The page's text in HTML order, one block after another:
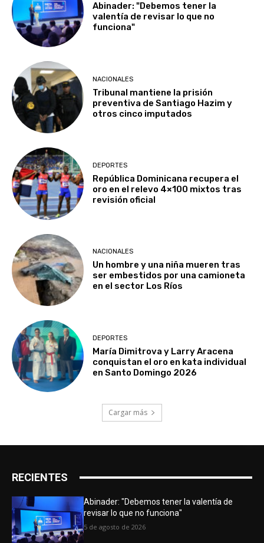
Abinader: "Debemos tener la
valentía de revisar lo que no
funciona"
NACIONALES
Tribunal mantiene la prisión
preventiva de Santiago Hazim y
otros cinco imputados
DEPORTES
República Dominicana recupera el
oro en el relevo 4×100 mixtos tras
revisión oficial
NACIONALES
Un hombre y una niña mueren tras
ser embestidos por una camioneta
en el sector Los Ríos
DEPORTES
María Dimitrova y Larry Aracena
conquistan el oro en kata individual
en Santo Domingo 2026
Cargar más
RECIENTES
Abinader: "Debemos tener la valentía de
revisar lo que no funciona"
5 de agosto de 2026